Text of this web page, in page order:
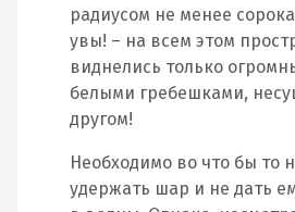
радиусом не менее
увы! – на всем этом
виднелись только
белыми гребешками,
другом!
Необходимо во что бы то
удержать шар и не дать